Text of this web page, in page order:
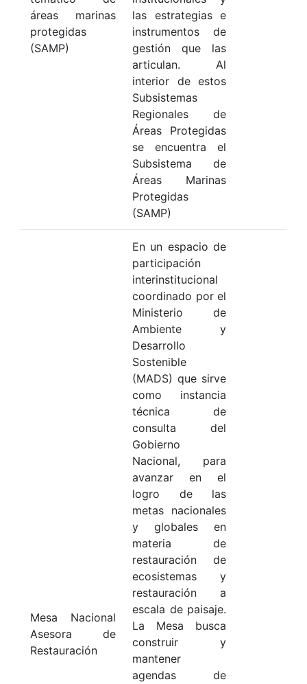
áreas marinas
protegidas
(SAMP)
las estrategias e
instrumentos de
gestión que las
articulan. Al
interior de estos
Subsistemas
Regionales de
Áreas Protegidas
se encuentra el
Subsistema de
Áreas Marinas
Protegidas
(SAMP)
Mesa Nacional
Asesora de
Restauración
En un espacio de
participación
interinstitucional
coordinado por el
Ministerio de
Ambiente y
Desarrollo
Sostenible
(MADS) que sirve
como instancia
técnica de
consulta del
Gobierno
Nacional, para
avanzar en el
logro de las
metas nacionales
y globales en
materia de
restauración de
ecosistemas y
restauración a
escala de paisaje.
La Mesa busca
construir y
mantener
agendas de